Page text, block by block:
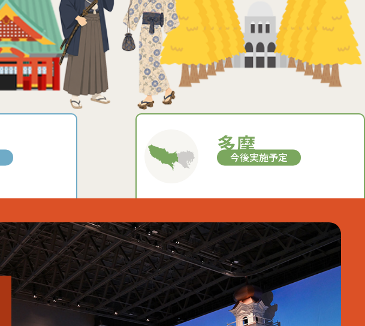
多摩
今後実施予定